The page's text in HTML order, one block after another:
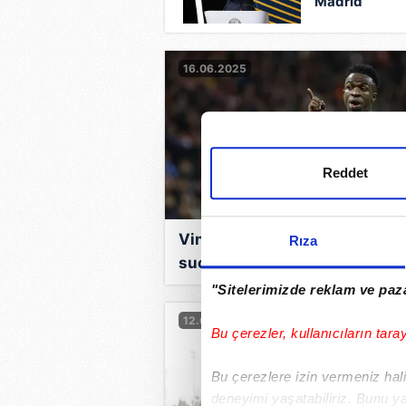
Rıza
"Sitelerimizde reklam ve
Bu çerezler, kullanıcıların
Bu çerezlere izin vermeniz
deneyimi yaşatabiliriz. Bunu
Reddet
16.06.2025
Vinicius Junior'a yapılan
suçu ve tehdidin cezası belli
oldu!
12.02.2025